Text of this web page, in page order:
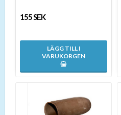
155 SEK
LÄGG TILL I
VARUKORGEN